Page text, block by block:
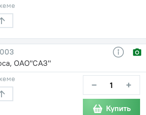
ОАО"САЗ"
− +
Купить